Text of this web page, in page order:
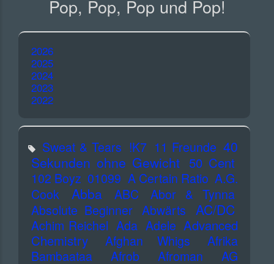
Pop, Pop, Pop und Pop!
2026
2025
2024
2023
2022
Sweat & Tears !K7 11 Freunde 40
Sekunden ohne Gewicht 50 Cent
102 Boyz 01099 A Certain Ratio A.G.
Cook
Abba ABC
Abor & Tynna
Absolute Beginner Abwärts AC/DC
Achim Reichel Ada Adele Advanced
Chemistry
Afghan Whigs
Afrika
Bambaataa
Afrob Afroman
AG